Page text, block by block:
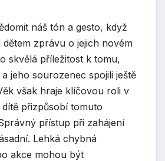
náš tón a gesto, když
dětem zprávu o jejich novém
skvělá příležitost k tomu,
jeho sourozenec spojili ještě
však hraje klíčovou roli v
přizpůsobí tomuto
přístup při zahájení
Lehká chybná
akce mohou být